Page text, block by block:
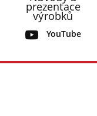
prezentace
výrobků
YouTube